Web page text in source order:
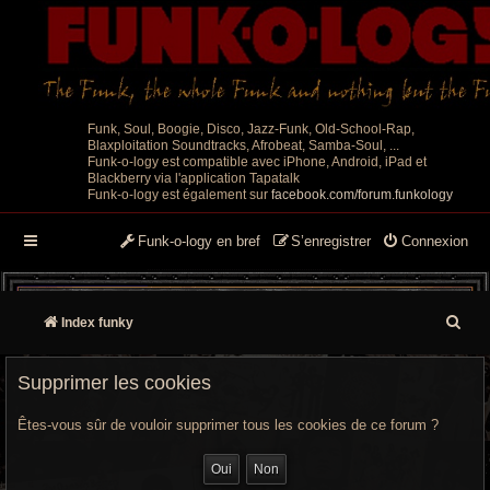
Funk, Soul, Boogie, Disco, Jazz-Funk, Old-School-Rap,
Blaxploitation Soundtracks, Afrobeat, Samba-Soul, ...
Funk-o-logy est compatible avec iPhone, Android, iPad et
Blackberry via l'application Tapatalk
Funk-o-logy est également sur facebook.com/forum.funkology
Connexion
S’enregistrer
Funk-o-logy en bref
Index funky
e
Supprimer les cookies
Êtes-vous sûr de vouloir supprimer tous les cookies de ce forum ?